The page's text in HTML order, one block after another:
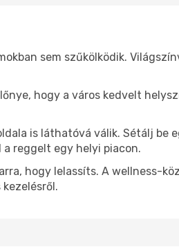
sem szűkölködik.
hogy a város kedvelt
is láthatóvá válik. Sétálj be
reggelt egy helyi piacon.
hogy lelassíts. A wellness-